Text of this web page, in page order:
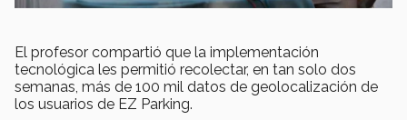
El profesor compartió que la implementación
tecnológica les permitió recolectar, en tan solo dos
semanas, más de 100 mil datos de geolocalización de
los usuarios de EZ Parking.